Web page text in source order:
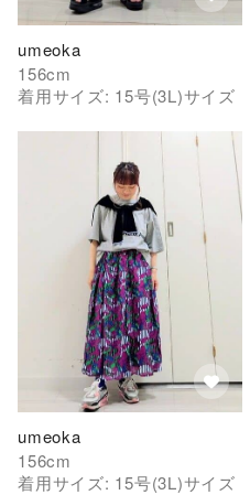
umeoka
156cm
着用サイズ: 15号(3L)サイズ
umeoka
156cm
着用サイズ: 15号(3L)サイズ